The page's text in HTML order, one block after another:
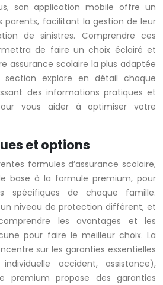
son application mobile offre un
parents, facilitant la gestion de leur
de sinistres. Comprendre ces
de faire un choix éclairé et
assurance scolaire la plus adaptée
explore en détail chaque
des informations pratiques et
vous aider à optimiser votre
et options
formules d’assurance scolaire,
base à la formule premium, pour
spécifiques de chaque famille.
niveau de protection différent, et
les avantages et les
pour faire le meilleur choix. La
sur les garanties essentielles
accident, assistance),
premium propose des garanties